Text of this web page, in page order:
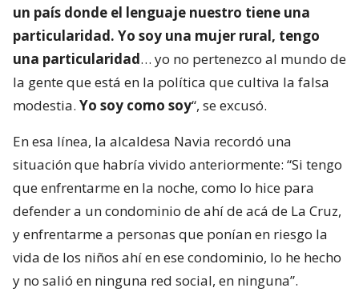
un país donde el lenguaje nuestro tiene una
particularidad. Yo soy una mujer rural, tengo
una particularidad… yo no pertenezco al mundo de
la gente que está en la política que cultiva la falsa
modestia. Yo soy como soy“, se excusó.
En esa línea, la alcaldesa Navia recordó una
situación que habría vivido anteriormente: “Si tengo
que enfrentarme en la noche, como lo hice para
defender a un condominio de ahí de acá de La Cruz,
y enfrentarme a personas que ponían en riesgo la
vida de los niños ahí en ese condominio, lo he hecho
y no salió en ninguna red social, en ninguna”.